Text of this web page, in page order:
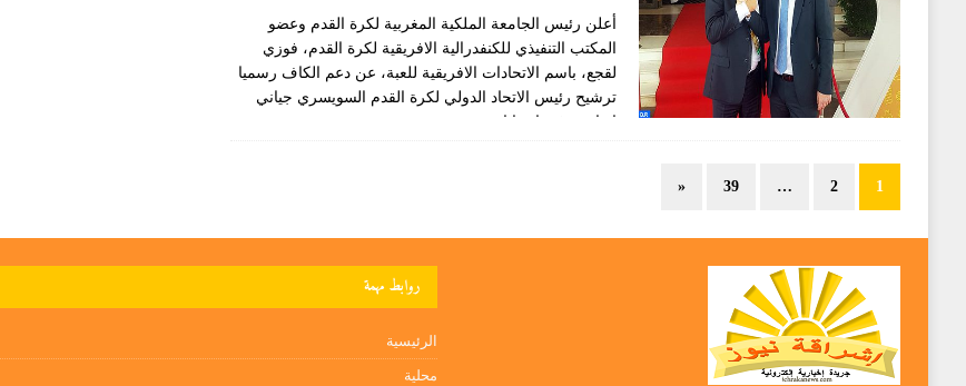
أعلن رئيس الجامعة الملكية المغربية لكرة القدم وعضو
المكتب التنفيذي للكنفدرالية الافريقية لكرة القدم، فوزي
لقجع، باسم الاتحادات الافريقية للعبة، عن دعم الكاف رسميا
ترشيح رئيس الاتحاد الدولي لكرة القدم السويسري جياني
انفانتينو في انتخابات
1
2
…
39
«
روابط مهمة
الرئيسية
محلية